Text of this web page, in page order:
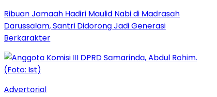
Ribuan Jamaah Hadiri Maulid Nabi di Madrasah
Darussalam, Santri Didorong Jadi Generasi
Berkarakter
Advertorial